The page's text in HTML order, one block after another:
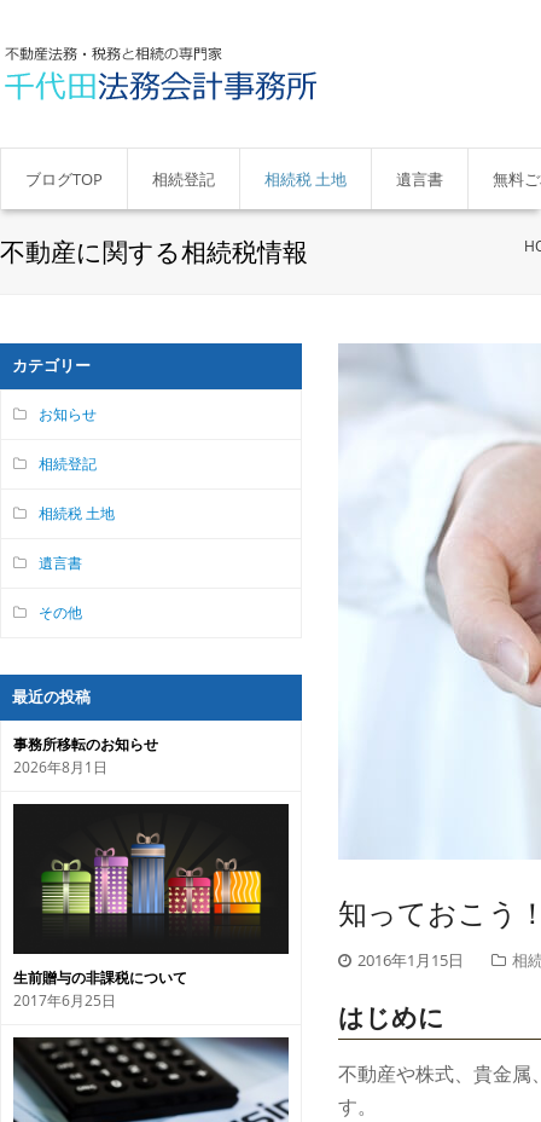
ブログTOP 相続登記 相続税 土地 遺言書 無料
不動産に関する相続税情報
知っておこう
2016年1月15日 相
はじめに
不動産や株式、貴金属
す。
カテゴリー
お知らせ
相続登記
相続税 土地
遺言書
その他
最近の投稿
事務所移転のお知らせ
2026年8月1日
生前贈与の非課税について
2017年6月25日